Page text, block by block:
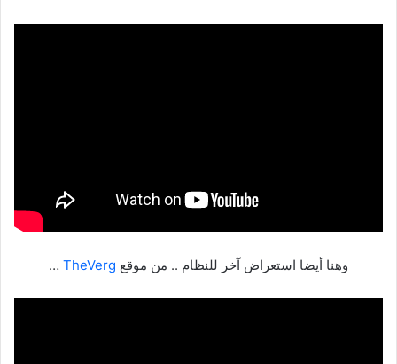
وهنا أيضا استعراض آخر للنظام .. من موقع TheVerg
…